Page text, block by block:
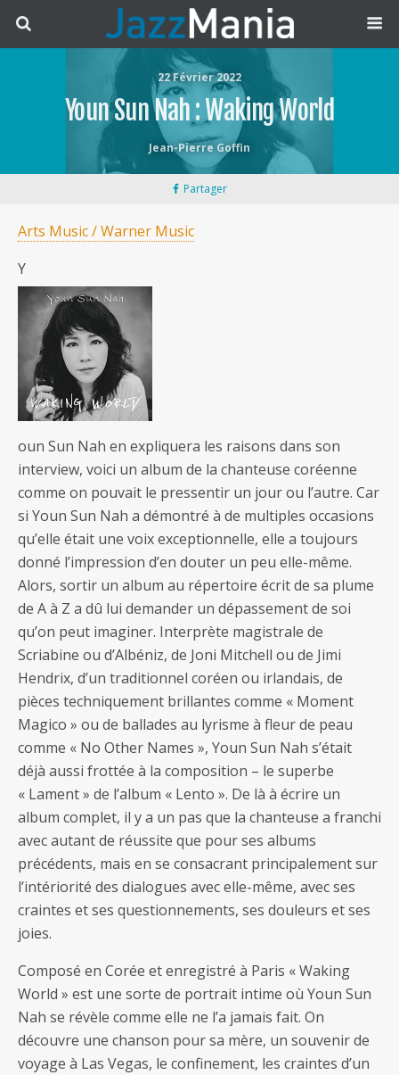
22 Février 2022
Youn Sun Nah : Waking World
Jean-Pierre Goffin
Partager
Arts Music / Warner Music
Y
oun Sun Nah en expliquera les raisons dans son
interview, voici un album de la chanteuse coréenne
comme on pouvait le pressentir un jour ou l’autre. Car
si Youn Sun Nah a démontré à de multiples occasions
qu’elle était une voix exceptionnelle, elle a toujours
donné l’impression d’en douter un peu elle-même.
Alors, sortir un album au répertoire écrit de sa plume
de A à Z a dû lui demander un dépassement de soi
qu’on peut imaginer. Interprète magistrale de
Scriabine ou d’Albéniz, de Joni Mitchell ou de Jimi
Hendrix, d’un traditionnel coréen ou irlandais, de
pièces techniquement brillantes comme « Moment
Magico » ou de ballades au lyrisme à fleur de peau
comme « No Other Names », Youn Sun Nah s’était
déjà aussi frottée à la composition – le superbe
« Lament » de l’album « Lento ». De là à écrire un
album complet, il y a un pas que la chanteuse a franchi
avec autant de réussite que pour ses albums
précédents, mais en se consacrant principalement sur
l’intériorité des dialogues avec elle-même, avec ses
craintes et ses questionnements, ses douleurs et ses
joies.
Composé en Corée et enregistré à Paris « Waking
World » est une sorte de portrait intime où Youn Sun
Nah se révèle comme elle ne l’a jamais fait. On
découvre une chanson pour sa mère, un souvenir de
voyage à Las Vegas, le confinement, les craintes d’un